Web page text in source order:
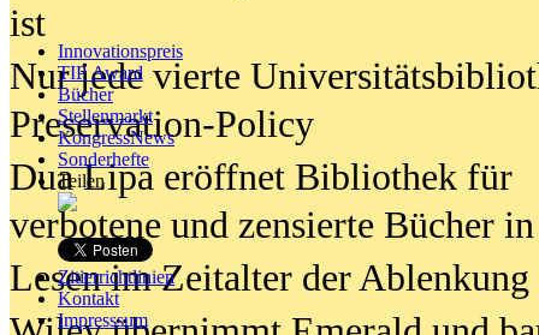
Innovationspreis
TIP Award
Bücher
Stellenmarkt
KongressNews
Sonderhefte
Teilen
Zitierrichtlinien
Kontakt
Impresssum
ist
Nur jede vierte
Preservation-Policy
Dua Lipa eröffnet Bibliothek für
verbotene und zensierte Bücher
Lesen im Zeitalter der Ablenkung